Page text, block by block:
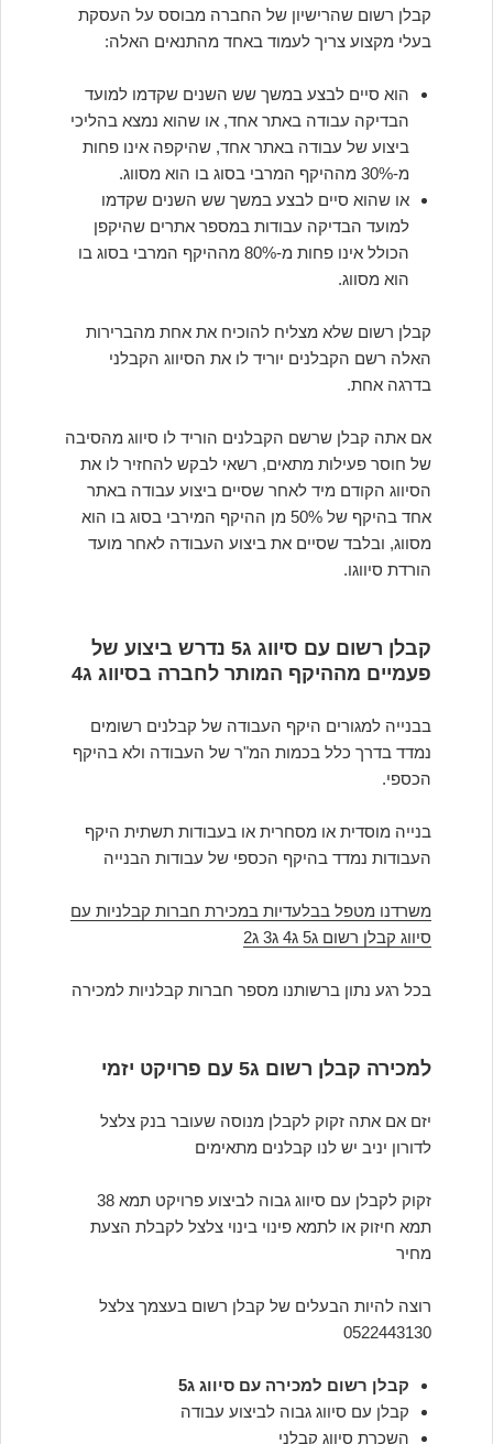
קבלן רשום שהרישיון של החברה מבוסס על העסקת
בעלי מקצוע צריך לעמוד באחד מהתנאים האלה:
הוא סיים לבצע במשך שש השנים שקדמו למועד
הבדיקה עבודה באתר אחד, או שהוא נמצא בהליכי
ביצוע של עבודה באתר אחד, שהיקפה אינו פחות
מ-30% מההיקף המרבי בסוג בו הוא מסווג.
או שהוא סיים לבצע במשך שש השנים שקדמו
למועד הבדיקה עבודות במספר אתרים שהיקפן
הכולל אינו פחות מ-80% מההיקף המרבי בסוג בו
הוא מסווג.
קבלן רשום שלא מצליח להוכיח את אחת מהברירות
האלה רשם הקבלנים יוריד לו את הסיווג הקבלני
בדרגה אחת.
אם אתה קבלן שרשם הקבלנים הוריד לו סיווג מהסיבה
של חוסר פעילות מתאים, רשאי לבקש להחזיר לו את
הסיווג הקודם מיד לאחר שסיים ביצוע עבודה באתר
אחד בהיקף של 50% מן ההיקף המירבי בסוג בו הוא
מסווג, ובלבד שסיים את ביצוע העבודה לאחר מועד
הורדת סיווגו.
קבלן רשום עם סיווג ג5 נדרש ביצוע של
פעמיים מההיקף המותר לחברה בסיווג ג4
בבנייה למגורים היקף העבודה של קבלנים רשומים
נמדד בדרך כלל בכמות המ"ר של העבודה ולא בהיקף
הכספי.
בנייה מוסדית או מסחרית או בעבודות תשתית היקף
העבודות נמדד בהיקף הכספי של עבודות הבנייה
משרדנו מטפל בבלעדיות במכירת חברות קבלניות עם
סיווג קבלן רשום ג5 ג4 ג3 ג2
בכל רגע נתון ברשותנו מספר חברות קבלניות למכירה
למכירה קבלן רשום ג5 עם פרויקט יזמי
יזם אם אתה זקוק לקבלן מנוסה שעובר בנק צלצל
לדורון יניב יש לנו קבלנים מתאימים
זקוק לקבלן עם סיווג גבוה לביצוע פרויקט תמא 38
תמא חיזוק או לתמא פינוי בינוי צלצל לקבלת הצעת
מחיר
רוצה להיות הבעלים של קבלן רשום בעצמך צלצל
0522443130
קבלן רשום למכירה עם סיווג ג5
קבלן עם סיווג גבוה לביצוע עבודה
השכרת סיווג קבלני